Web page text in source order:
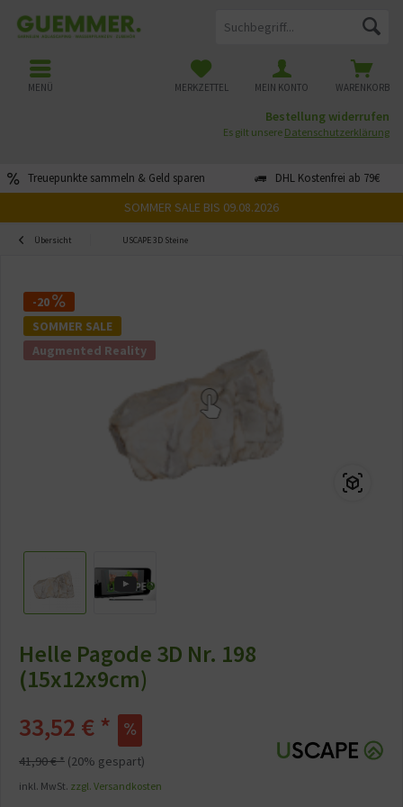
Treuepunkte sammeln & Geld sparen DHL Kostenfrei ab 79€
WARENKORB
MERKZETTEL MEIN KONTO
MENÜ
Bestellung widerrufen
Es gilt unsere Datenschutzerklärung
SOMMER SALE BIS 09.08.2026
Übersicht USCAPE 3D Steine
-20
SOMMER SALE
Augmented Reality
Helle Pagode 3D Nr. 198
(15x12x9cm)
33,52 € *
41,90 € * (20% gespart)
inkl. MwSt. zzgl. Versandkosten